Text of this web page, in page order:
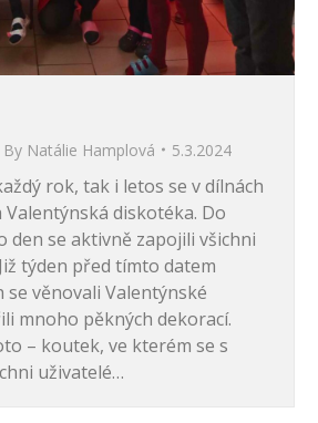
By Natálie Hamplová 5.3.2024
rok, tak i letos se v dílnách
Valentýnská diskotéka. Do
den se aktivně zapojili všichni
týden před tímto datem
se věnovali Valentýnské
mnoho pěkných dekorací.
– koutek, ve kterém se s
uživatelé…